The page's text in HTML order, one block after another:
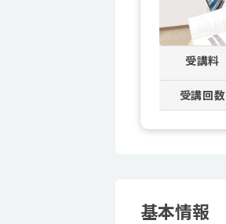
受講料
受講回数
基本情報